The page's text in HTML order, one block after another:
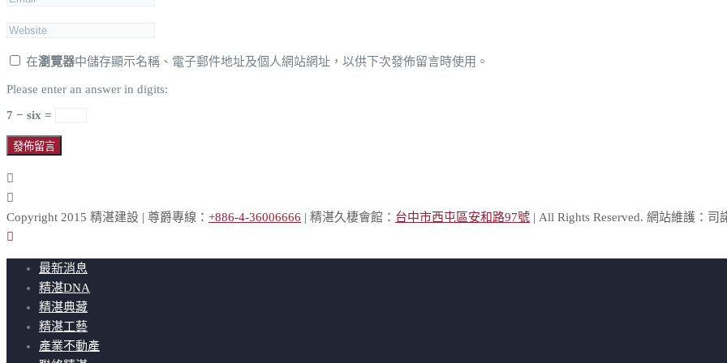
在瀏覽器中儲存顯示名稱、電子郵件地址及個人網站網址，以供下次發佈留言時使用。
Please enter an answer in digits:
7 − six =
Copyright 2015 精湛建設 | 尊爵專線： +886-4-36006666 | 精湛久棲會館： 台中市西屯區安和路97號 | All Rights Reserved. 網站維護：司
最新消息
精湛DNA
精湛典藏
精湛工藝
產業不動產